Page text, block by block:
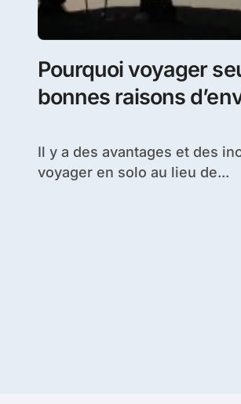
Pourquoi voyager
bonnes raisons
Il y a des avantages et des inconvénients à
voyager en solo au lieu de...